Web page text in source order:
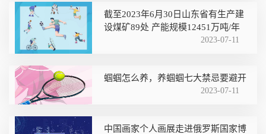
截至2023年6月30日山东省有生产建
设煤矿89处 产能规模12451万吨/年
2023-07-11
蝈蝈怎么养，养蝈蝈七大禁忌要避开
2023-07-11
中国画家个人画展走进俄罗斯国家博